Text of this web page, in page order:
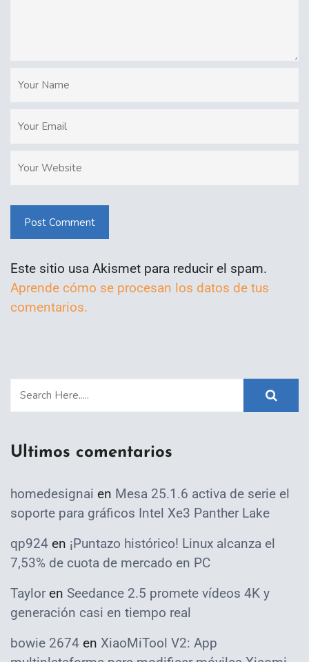
Post Comment
Este sitio usa Akismet para reducir el spam.
Aprende cómo se procesan los datos de tus
comentarios.
Ultimos comentarios
homedesignai en Mesa 25.1.6 activa de serie el
soporte para gráficos Intel Xe3 Panther Lake
qp924 en ¡Puntazo histórico! Linux alcanza el
7,53% de cuota de mercado en PC
Taylor en Seedance 2.5 promete vídeos 4K y
generación casi en tiempo real
bowie 2674 en XiaoMiTool V2: App